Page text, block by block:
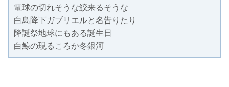
電球の切れそうな鮫来るそうな
白鳥降下ガブリエルと名告りたり
降誕祭地球にもある誕生日
白鯨の現るころか冬銀河